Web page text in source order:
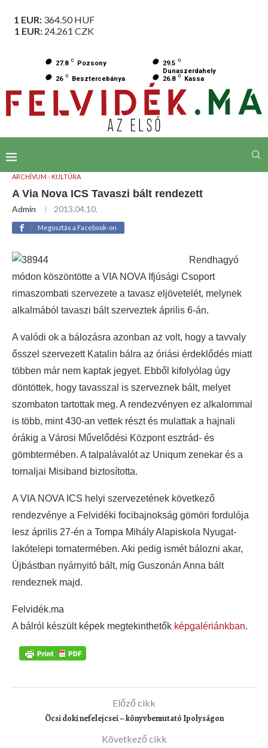
1 EUR: 364.50HUF
1 EUR: 24.261 CZK
27.8 C Pozsony 29.5 C
Dunaszerdahely
26 C Besztercebánya 26.8 C Kassa
ARCHÍVUM - KULTÚRA
A Via Nova ICS Tavaszi bált rendezett
Admin 2013.04.10.
Megosztás a Facebook-on
Rendhagyó
módon köszöntötte a VIA NOVA Ifjúsági Csoport
rimaszombati szervezete a tavasz eljövetelét, melynek
alkalmából tavaszi bált szerveztek április 6-án.
A valódi ok a bálozásra azonban az volt, hogy a tavvaly
ősszel szervezett Katalin bálra az óriási érdeklődés miatt
többen már nem kaptak jegyet. Ebből kifolyólag úgy
döntöttek, hogy tavasszal is szerveznek bált, melyet
szombaton tartottak meg. A rendezvényen ez alkalommal
is több, mint 430-an vettek részt és mulattak a hajnali
órákig a Városi Művelődési Központ esztrád- és
gömbtermében. A talpalávalót az Uniqum zenekar és a
tornaljai Misiband biztosította.
A VIA NOVA ICS helyi szervezetének következő
rendezvénye a Felvidéki focibajnokság gömöri fordulója
lesz április 27-én a Tompa Mihály Alapiskola Nyugat-
lakótelepi tornatermében. Aki pedig ismét bálozni akar,
Újbástban nyárnyitó bált, míg Guszonán Anna bált
rendeznek majd.
Felvidék.ma
A bálról készült képek megtekinthetők képgalériánkban.
Előző cikk
Öcsi doki nefelejcsei – könyvbemutató Ipolyságon
Következő cikk